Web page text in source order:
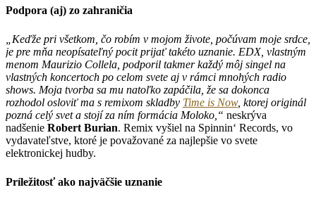
Podpora (aj) zo zahraničia
„Keďže pri všetkom, čo robím v mojom živote, počúvam moje srdce,
je pre mňa neopísateľný pocit prijať takéto uznanie. EDX, vlastným
menom Maurizio Collela, podporil takmer každý môj singel na
vlastných koncertoch po celom svete aj v rámci mnohých radio
shows. Moja tvorba sa mu natoľko zapáčila, že sa dokonca
rozhodol osloviť ma s remixom skladby Time is Now, ktorej originál
pozná celý svet a stojí za ním formácia Moloko,“ neskrýva
nadšenie Robert Burian. Remix vyšiel na Spinnin‘ Records, vo
vydavateľstve, ktoré je považované za najlepšie vo svete
elektronickej hudby.
Príležitosť ako najväčšie uznanie